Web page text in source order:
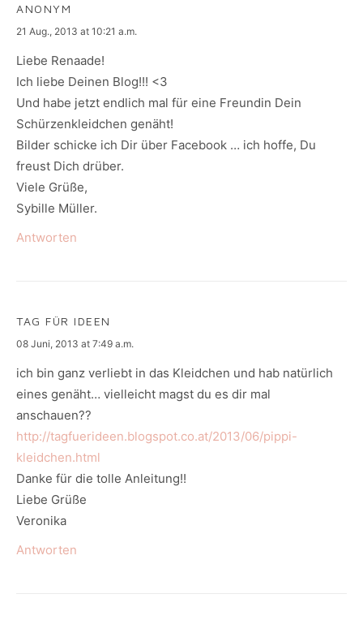
ANONYM
says:
21 Aug., 2013 at 10:21 a.m.
Liebe Renaade!
Ich liebe Deinen Blog!!! <3
Und habe jetzt endlich mal für eine Freundin Dein
Schürzenkleidchen genäht!
Bilder schicke ich Dir über Facebook … ich hoffe, Du
freust Dich drüber.
Viele Grüße,
Sybille Müller.
Antworten
TAG FÜR IDEEN
says:
08 Juni, 2013 at 7:49 a.m.
ich bin ganz verliebt in das Kleidchen und hab natürlich
eines genäht… vielleicht magst du es dir mal
anschauen??
http://tagfuerideen.blogspot.co.at/2013/06/pippi-
kleidchen.html
Danke für die tolle Anleitung!!
Liebe Grüße
Veronika
Antworten